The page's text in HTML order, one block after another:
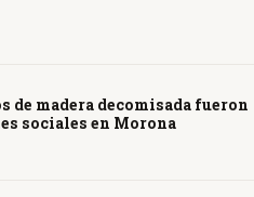
de madera decomisada fueron
sociales en Morona